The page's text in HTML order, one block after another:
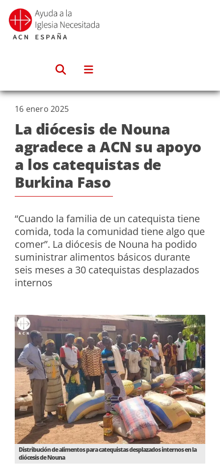
Saltar
contenido
Distribución de alimentos para catequistas desplazados internos en la
diócesis de Nouna
16 enero 2025
La diócesis de Nouna
agradece a ACN su apoyo
a los catequistas de
Burkina Faso
“Cuando la familia de un catequista tiene
comida, toda la comunidad tiene algo que
comer”. La diócesis de Nouna ha podido
suministrar alimentos básicos durante
seis meses a 30 catequistas desplazados
internos